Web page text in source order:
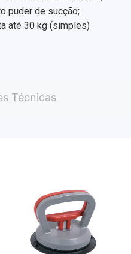
Técnicas
puder de sucção;
até 30 kg (simples)